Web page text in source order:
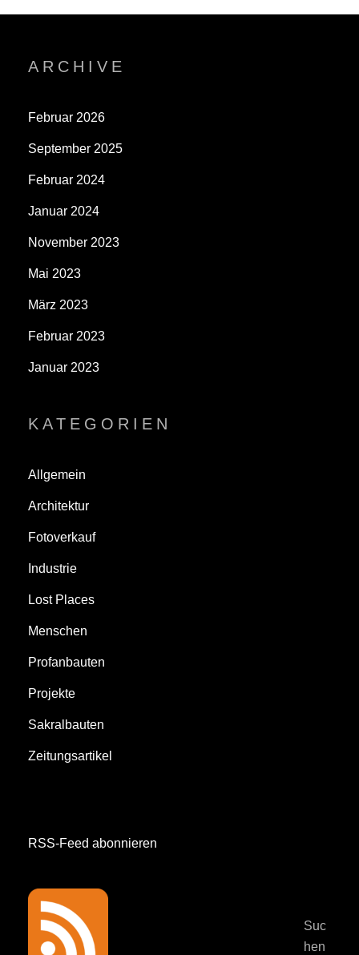
ARCHIVE
Februar 2026
September 2025
Februar 2024
Januar 2024
November 2023
Mai 2023
März 2023
Februar 2023
Januar 2023
KATEGORIEN
Allgemein
Architektur
Fotoverkauf
Industrie
Lost Places
Menschen
Profanbauten
Projekte
Sakralbauten
Zeitungsartikel
RSS-Feed abonnieren
Suc
hen